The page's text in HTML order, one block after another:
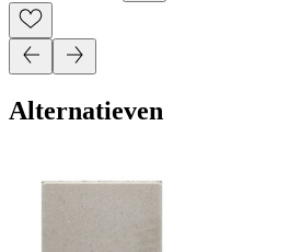
Alternatieven